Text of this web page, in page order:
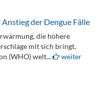
der Dengue Fälle
die höhere
mit sich bringt,
(WHO) welt...
weiter